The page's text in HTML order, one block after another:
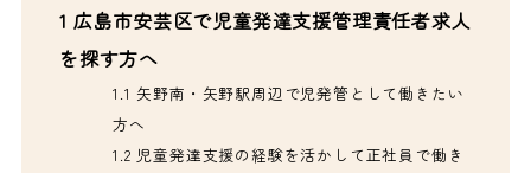
1 広島市安芸区で児童発達支援管理責任者求人
を探す方へ
1.1 矢野南・矢野駅周辺で児発管として働きたい
方へ
1.2 児童発達支援の経験を活かして正社員で働き